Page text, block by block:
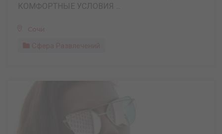
КОМФОРТНЫЕ УСЛОВИЯ ...
Сочи
Сфера Развлечений